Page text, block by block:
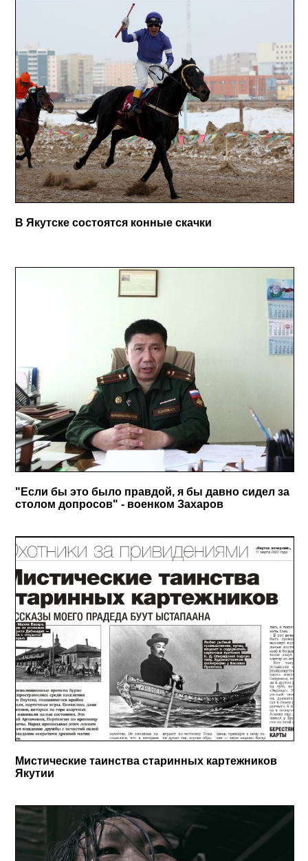
В Якутске состоятся конные скачки
"Если бы это было правдой, я бы давно сидел за
столом допросов" - военком Захаров
Мистические таинства старинных картежников
Якутии